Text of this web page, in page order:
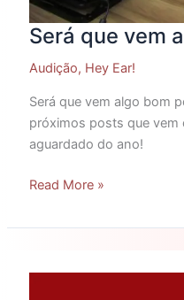
Será que vem
Audição, Hey Ear!
Será que vem algo bom
próximos posts que vem
aguardado do ano!
Read More »